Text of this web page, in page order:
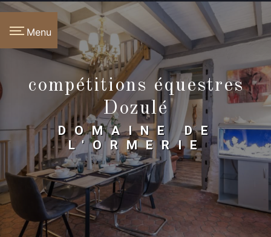
Menu
compétitions équestres
Dozulé
DOMAINE DE
L'ORMERIE
Panneau de gestion des cookies